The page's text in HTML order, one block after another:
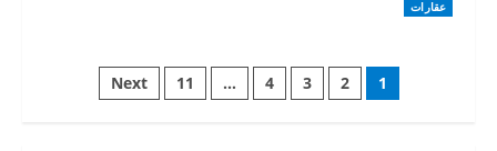
عقارات
Posts
1
2
3
4
…
11
Next